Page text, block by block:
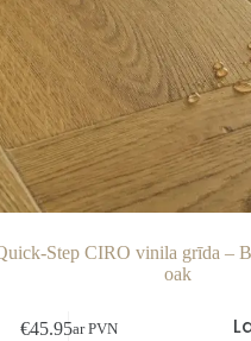
Step CIRO vinila grīda –
oak
€45.95ar PVN